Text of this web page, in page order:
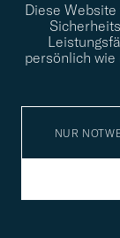
Diese
persönlich wie
NUR
Benötigen Sie
Wenden Sie sich
STILBERATUNG